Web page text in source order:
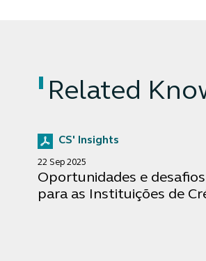
Related
CS' Insights
22 Sep 2025
Oportunidades e
para as Instituições de